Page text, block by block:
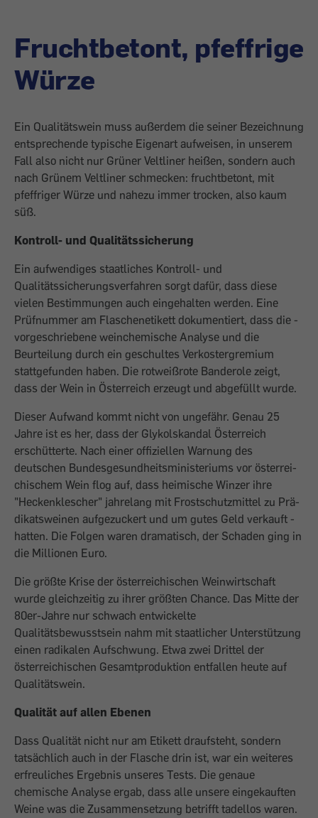
Fruchtbetont, pfeffrige
Würze
Ein Qualitätswein muss außerdem die seiner Bezeichnung
entsprechende typische Eigenart aufweisen, in unserem
Fall also nicht nur Grüner Veltliner heißen, sondern auch
nach Grünem Veltliner schmecken: fruchtbetont, mit
pfeffriger Würze und ­nahezu immer trocken, also kaum
süß.
Kontroll- und Qualitätssicherung
Ein aufwendiges staatliches Kontroll- und
Qualitätssicherungsverfahren sorgt dafür, dass diese
vielen Bestimmungen auch ­eingehalten werden. Eine
Prüfnummer am Flaschenetikett dokumentiert, dass die ­
vorgeschriebene weinchemische Analyse und die
Beurteilung durch ein geschultes Verkostergremium
stattgefunden haben. Die rotweißrote Banderole zeigt,
dass der Wein in Österreich erzeugt und abgefüllt wurde.
Dieser Aufwand kommt nicht von ungefähr. Genau 25
Jahre ist es her, dass der Glykol­skandal Österreich
erschütterte. Nach einer offiziellen Warnung des
deutschen Bundesgesundheitsministeriums vor österrei­
chischem Wein flog auf, dass heimische Winzer ihre
"Heckenklescher" jahrelang mit Frostschutzmittel zu Prä­
dikatsweinen aufgezuckert und um gutes Geld verkauft ­
hatten. Die Folgen waren dramatisch, der Schaden ging in
die Millionen Euro.
Die größte Krise der österreichischen Weinwirtschaft
wurde gleichzeitig zu ihrer größten Chance. Das Mitte der
80er-Jahre nur schwach entwickelte
Qualitätsbewusstsein nahm mit staatlicher Unterstützung
einen radikalen Aufschwung. Etwa zwei Drittel der
österreichischen Gesamtproduk­tion entfallen heute auf
Qualitätswein.
Qualität auf allen Ebenen
Dass Qualität nicht nur am Etikett draufsteht, sondern
tatsächlich auch in der Flasche drin ist, war ein weiteres
erfreuliches Ergebnis unseres Tests. Die genaue
chemische Analyse ergab, dass alle unsere eingekauften
Weine was die Zusammensetzung betrifft tadellos waren.